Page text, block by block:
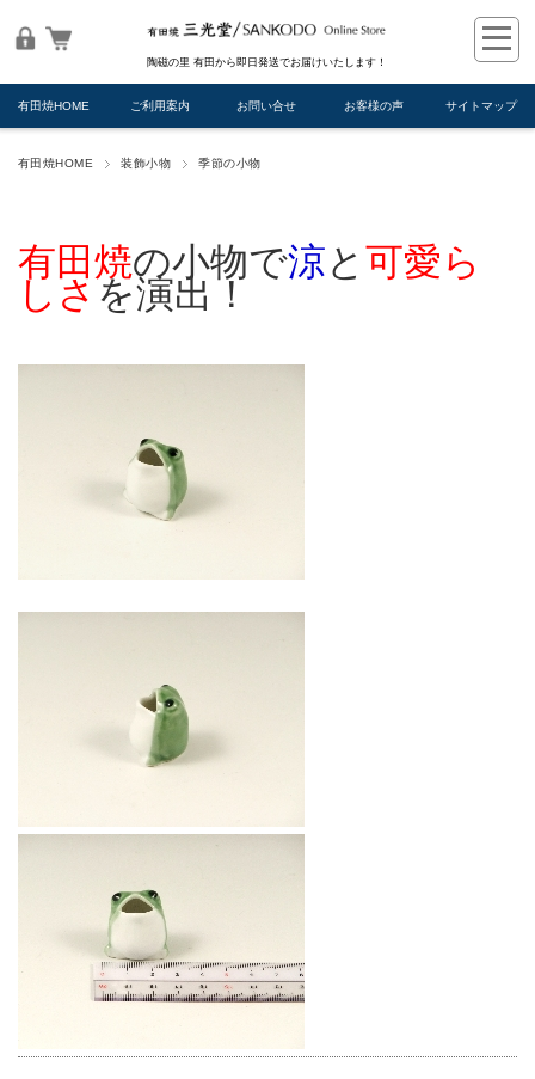
陶磁の里 有田から即日発送でお届けいたします！
有田焼HOME ご利用案内 お問い合せ お客様の声 サイトマップ
有田焼HOME 装飾小物 季節の小物
有田焼の小物で涼と 可愛ら
しさを演出！